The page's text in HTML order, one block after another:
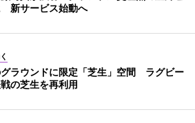
新サービス始動へ
ラウンドに限定「芝生」空間 ラグビー
の芝生を再利用